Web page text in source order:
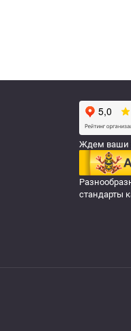
Ждем ваши
стандарты